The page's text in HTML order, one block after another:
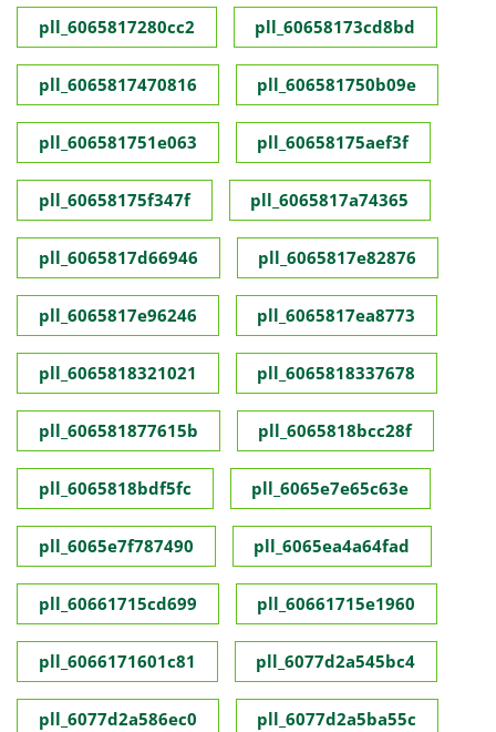
pll_6065817280cc2 pll_60658173cd8bd
pll_6065817470816 pll_606581750b09e
pll_606581751e063 pll_60658175aef3f
pll_60658175f347f pll_6065817a74365
pll_6065817d66946 pll_6065817e82876
pll_6065817e96246 pll_6065817ea8773
pll_6065818321021 pll_6065818337678
pll_606581877615b pll_6065818bcc28f
pll_6065818bdf5fc pll_6065e7e65c63e
pll_6065e7f787490 pll_6065ea4a64fad
pll_60661715cd699 pll_60661715e1960
pll_6066171601c81 pll_6077d2a545bc4
pll_6077d2a586ec0 pll_6077d2a5ba55c